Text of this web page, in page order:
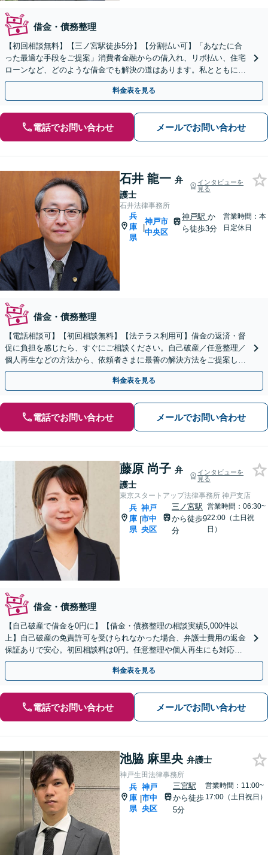
借金・債務整理
【初回相談無料】【三ノ宮駅徒歩5分】【分割払い可】「あなたに合
った最適な手段をご提案」消費者金融からの借入れ、リボ払い、住宅
ローンなど、どのような借金でも解決の道はあります。私とともに最
善の解決を図りましょう【安心の完全個室対応／秘密厳守】
料金表を見る
電話でお問い合わせ メールでお問い合わせ
石井 龍一 弁
護士
インタビューを
見る
石井法律事務所
兵
庫
県
|
神戸市
中央区
神戸駅 か
ら徒歩3分
営業時間：本
日定休日
借金・債務整理
【電話相談可】【初回相談無料】【法テラス利用可】借金の返済・督
促に負担を感じたら、すぐにご相談ください。自己破産／任意整理／
個人再生などの方法から、依頼者さまに最善の解決方法をご提案しま
す【時効の援用のご相談も対応】【神戸駅3分】
料金表を見る
電話でお問い合わせ メールでお問い合わせ
藤原 尚子 弁
護士
インタビューを
見る
東京スタートアップ法律事務所 神戸支店
兵
庫
県
|
神戸
市中
央区
三ノ宮駅
から徒歩9
分
営業時間：06:30~
22:00（土日祝
日）
借金・債務整理
【自己破産で借金を0円に】【借金・債務整理の相談実績5,000件以
上】自己破産の免責許可を受けられなかった場合、弁護士費用の返金
保証ありで安心。初回相談料は0円。任意整理や個人再生にも対応
【土日祝日・夜間も相談受付】【費用の分割払い可】
料金表を見る
電話でお問い合わせ メールでお問い合わせ
池脇 麻里央 弁護士
神戸生田法律事務所
兵
庫
県
|
神戸
市中
央区
三宮駅
から徒歩
5分
営業時間：11:00~
17:00（土日祝日）